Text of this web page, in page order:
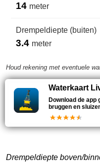
14 meter
Drempeldiepte (buiten)
3.4 meter
Houd rekening met eventuele
Marifoonkanaal
20
Drempeldiepte boven/
Waterkaart
Download de app
bruggen en